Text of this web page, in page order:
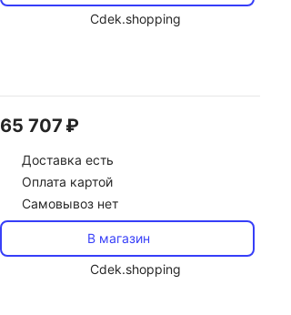
Cdek.shopping
65 707 ₽
Доставка есть
Оплата картой
Самовывоз нет
В магазин
Cdek.shopping